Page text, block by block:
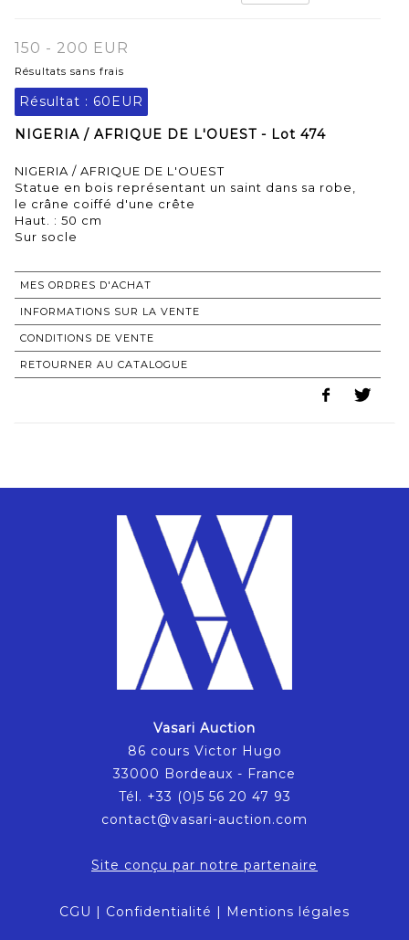
150 - 200 EUR
Résultats sans frais
Résultat : 60EUR
NIGERIA / AFRIQUE DE L'OUEST - Lot 474
NIGERIA / AFRIQUE DE L'OUEST
Statue en bois représentant un saint dans sa robe,
le crâne coiffé d'une crête
Haut. : 50 cm
Sur socle
MES ORDRES D'ACHAT
INFORMATIONS SUR LA VENTE
CONDITIONS DE VENTE
RETOURNER AU CATALOGUE
Vasari Auction
86 cours Victor Hugo
33000 Bordeaux - France
Tél. +33 (0)5 56 20 47 93
contact@vasari-auction.com
Site conçu par notre partenaire
CGU | Confidentialité | Mentions légales